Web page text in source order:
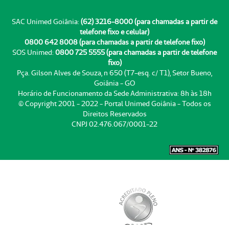
SAC Unimed Goiânia: (62) 3216-8000 (para chamadas a partir de
telefone fixo e celular)
0800 642 8008 (para chamadas a partir de telefone fixo)
SOS Unimed: 0800 725 5555 (para chamadas a partir de telefone
fixo)
Pça. Gilson Alves de Souza, n 650 (T7-esq. c/ T1), Setor Bueno,
Goiânia - GO
Horário de Funcionamento da Sede Administrativa: 8h às 18h
© Copyright 2001 - 2022 - Portal Unimed Goiânia - Todos os
Direitos Reservados
CNPJ 02.476.067/0001-22